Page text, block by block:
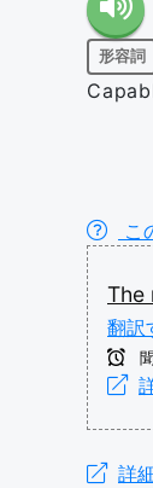
形容詞
こ
The
翻訳
詳